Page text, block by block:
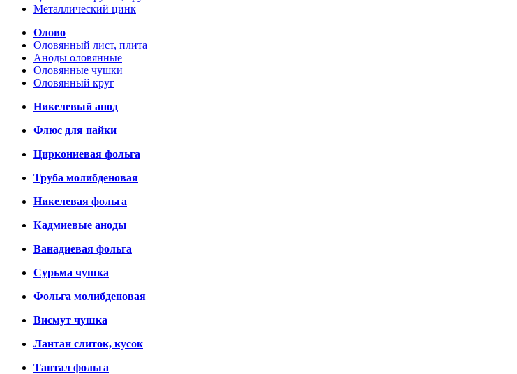
Металлический цинк
Олово
Оловянный лист, плита
Аноды оловянные
Оловянные чушки
Оловянный круг
Никелевый анод
Флюс для пайки
Циркониевая фольга
Труба молибденовая
Никелевая фольга
Кадмиевые аноды
Ванадиевая фольга
Сурьма чушка
Фольга молибденовая
Висмут чушка
Лантан слиток, кусок
Тантал фольга